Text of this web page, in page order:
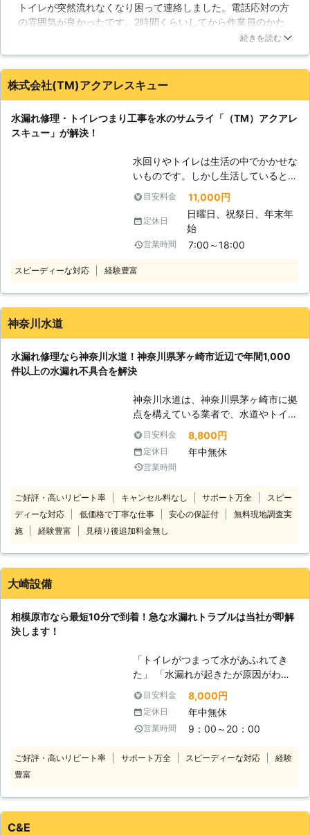
起きてしまうのは珍しくありません。
1度水トラブルが発生すると、いつ住
宅が大惨事となってしまうのか、ヒヤ
ヒヤモノです。小さなトラブルだけで
も危険は大きいもの。危険は早々と排
除しておきたいものです。 【任せて
としているので、生活環境のお手伝い
をすることが出来ます。少しでも、当
んなに嬉しいことはございません。即
日なので、「早く来てほしい」という
方ほど、必見です。「プラスティー合
同会社」までお気軽にお問い合わせく
トイレが突然流れなくなり困って連絡しました。電話応対の方
の雰囲気が良かったです。2時間くらいしてから作業員のかた
がいらして、マットを持参してきてトイレを見始めました。特
のです。「トイレの便器をはずさなかったので安く済みまし
た。」と教えてくれました。すぐに外してしまう業者もいるら
け床が汚れていました。
続きを読む
株式会社(TM)アクアレスキュー
水漏れ修理・トイレつまり工事を水のサムライ「（TM）アクアレ
スキュー」が解決！
水回りやトイレは生活の中でかかせな
いものです。しかし生活していると、
様々なトラブルが発生します。 「キ
ッチンやトイレが水漏れしてきて
る……どうやって直したらいいんだろ
う」 「トイレが詰まってしまった。
とにかく早く直したい！」 など、急
多いのではないでしょうか。そんな水
漏れ・トイレ詰まりのトラブルを、
「水のサムライ」（TM）アクアレス
中心に、厚木市・平塚市・秦野市・茅
ヶ崎市、寒川町の幅広い地域に密着
し、水漏れ修理・トイレ詰まり工事の
ご依頼を承っております。水道歴18
年の自慢の腕を刀のように振るうから
こそ、「水のサムライ」をキャッチコ
ピーとして地域に愛される水回り修理
業者として成長してまいりました。
（TM）アクアレスキューでは「蛇口
めるという当たり前を守り続ける」と
いう理念の元に作業をおこなっていま
す。 「水回りに関わることはこれか
らもアクアレスキューさんに任せた
い」とご満足いただけるように、お客
様の大切な生活を水道工事でお守りす
キューにさせてください。
目安料金 11,000円
定休日
日曜日、祝祭日、年末年
始
営業時間 7:00～18:00
スピーディーな対応 経験豊富
神奈川水道
水漏れ修理なら神奈川水道！神奈川県茅ヶ崎市近辺で年間1,000
件以上の水漏れ不具合を解決
神奈川水道は、神奈川県茅ヶ崎市に拠
点を構えている業者で、水道やトイレ
などの水漏れ修理作業を承っておりま
す。 スケジュール次第では即日での
対応はもちろん、神奈川県茅ヶ崎市内
なら最短20分でお伺いすることもで
でお探しなら、お気軽に当店までご依
頼ください。 ●年間1,000件以上の経
験！信頼できるスタッフが対応します
水漏れ不具合を対処してきた経験があ
止水栓や配水管の不具合も責任をもっ
て対応可能ですのでお任せください。
面所 ・蛇口 ・ポンプ ・給湯器 ・水
栓柱 ●年中無休で営業しています！
当店は土日や祝日でもお客様からの依
頼を承っております。 9時から23時
まで夜の遅い時間まで対応しています
ので水漏れ修理をご希望でしたら、お
値！見積り費用・出張費・基本料金・
目安料金 8,800円
定休日 年中無休
営業時間
ご好評・高いリピート率 キャンセル料なし サポート万全
スピー
ディーな対応
低価格で丁寧な仕事 安心の保証付
無料現地調査実
施
経験豊富 見積り後追加料金無し
大崎設備
相模原市なら最短10分で到着！急な水漏れトラブルは当社が即解
決します！
「トイレがつまって水があふれてき
た」 「水漏れが起きたが原因がわか
らない」 「蛇口の水が止まらないの
でなんとかしてほしい」 このような
トラブルをすぐに解決したいなら当社
にお任せください。当社は、トイレや
修理する業者です。エリアによっては
目安料金 8,000円
定休日 年中無休
営業時間 9：00～20：00
ご好評・高いリピート率 サポート万全 スピーディーな対応
経験
豊富
C&E